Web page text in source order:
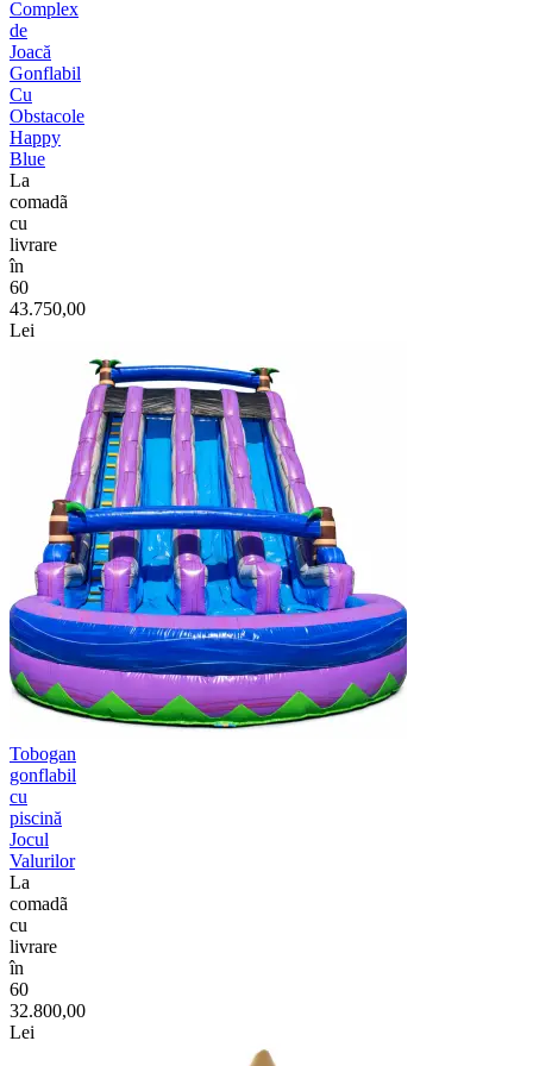
Complex
de
Joacă
Gonflabil
Cu
Obstacole
Happy
Blue
La
comadã
cu
livrare
în
60
43.750,00
Lei
Tobogan
gonflabil
cu
piscină
Jocul
Valurilor
La
comadã
cu
livrare
în
60
32.800,00
Lei